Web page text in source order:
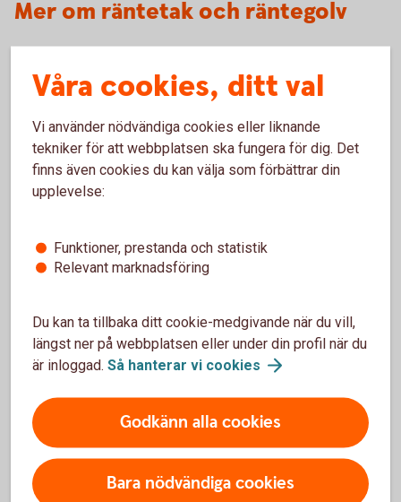
Mer om räntetak och räntegolv
marknadspris.
Lägsta nominella belopp är 10 miljoner kronor.
Ett ramavtal tecknas med banken.
Premien betalas eller erhålls i procent på beloppet.
Räntetak respektive räntegolv kallas även Caps and
Floors.
Kontakta oss för offert/pris
Rådgivning
Fler sätt att hantera ränterisker
Swaption ochränteswap
Våra cookies, ditt val
Vi använder nödvändiga cookies eller liknande
tekniker för att webbplatsen ska fungera för dig. Det
finns även cookies du kan välja som förbättrar din
upplevelse:
Funktioner, prestanda och statistik
Relevant marknadsföring
Du kan ta tillbaka ditt cookie-medgivande när du vill,
längst ner på webbplatsen eller under din profil när du
är inloggad. Så hanterar vi cookies
Godkänn alla cookies
Bara nödvändiga cookies